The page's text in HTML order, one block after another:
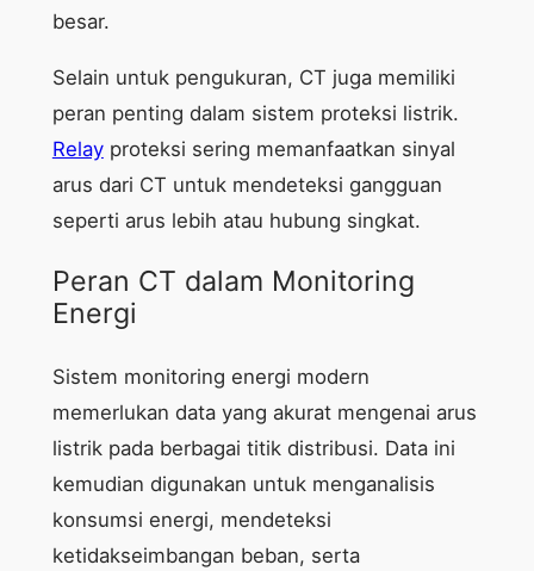
besar.
Selain untuk pengukuran, CT juga memiliki
peran penting dalam sistem proteksi listrik.
Relayproteksi sering memanfaatkan sinyal
arus dari CT untuk mendeteksi gangguan
seperti arus lebih atau hubung singkat.
Peran CT dalam Monitoring
Energi
Sistem monitoring energi modern
memerlukan data yang akurat mengenai arus
listrik pada berbagai titik distribusi. Data ini
kemudian digunakan untuk menganalisis
konsumsi energi, mendeteksi
ketidakseimbangan beban, serta